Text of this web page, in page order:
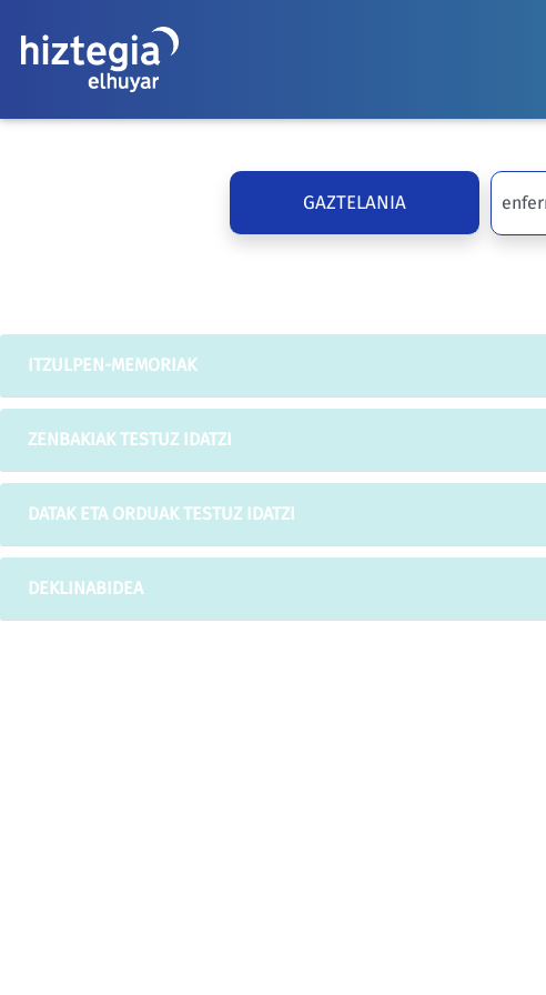
GAZTELANIA
ITZULPEN-MEMORIAK
ZENBAKIAK TESTUZ IDATZI
DATAK ETA ORDUAK TESTUZ IDATZI
DEKLINABIDEA